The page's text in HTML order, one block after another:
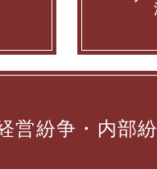
営紛争・内部